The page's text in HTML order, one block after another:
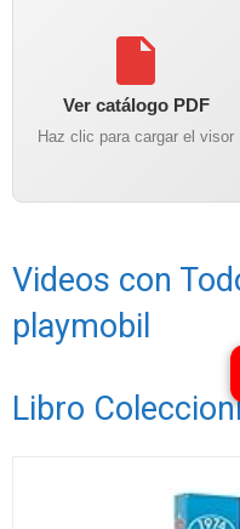
Ver catálogo PDF
Haz clic para cargar el visor
Videos con
playmobil
Libro